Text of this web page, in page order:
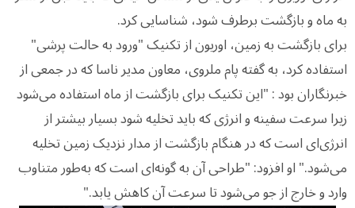
به ماه و بازگشت برطرف شود، شناسایی کرد.
برای بازگشت به زمین، اوریون از تکنیک "ورود به حالت پرشی"
استفاده کرد، به گفته پام ملروی، معاون مدیر ناسا که در جمعی از
خبرنگاران بود : "این تکنیک برای بازگشت از ماه استفاده می‌شود
زیرا سرعت سفینه و انرژی که باید تخلیه شود بسیار بیشتر از
انرژی‌ای است که در هنگام بازگشت از مدار نزدیک زمین تخلیه
می‌شود." او افزود: "طراحی آن به گونه‌ای است که به‌طور متناوب
وارد و خارج از جو می‌شود تا سرعت آن کاهش یابد."